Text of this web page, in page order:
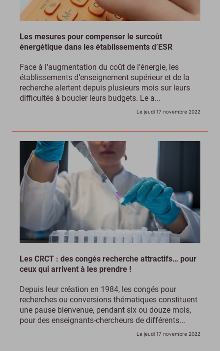
Les mesures pour compenser le surcoût
énergétique dans les établissements d’ESR
Face à l’augmentation du coût de l’énergie, les
établissements d’enseignement supérieur et de la
recherche alertent depuis plusieurs mois sur leurs
difficultés à boucler leurs budgets. Le a...
Le jeudi 17 novembre 2022
Les CRCT : des congés recherche attractifs… pour
ceux qui arrivent à les prendre !
Depuis leur création en 1984, les congés pour
recherches ou conversions thématiques constituent
une pause bienvenue, pendant six ou douze mois,
pour des enseignants-chercheurs de différents...
Le jeudi 17 novembre 2022